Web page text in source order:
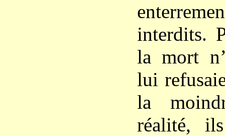
interdits.
la mort
lui
la
réalité,